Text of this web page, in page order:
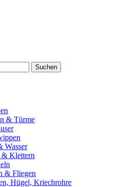
& Türme
Wasser
& Klettern
& Fliegen
Hügel, Kriechrohre